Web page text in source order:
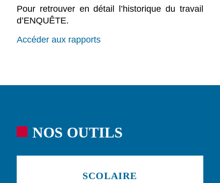
Pour retrouver en détail l’historique du travail
d’ENQUÊTE.
Accéder aux rapports
NOS OUTILS
SCOLAIRE